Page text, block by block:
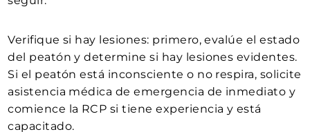
Verifique si hay lesiones: primero, evalúe el estado
del peatón y determine si hay lesiones evidentes.
Si el peatón está inconsciente o no respira, solicite
asistencia médica de emergencia de inmediato y
comience la RCP si tiene experiencia y está
capacitado.